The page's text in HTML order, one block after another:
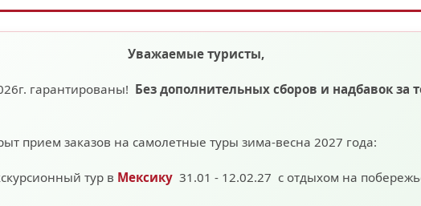
Уважаемые туристы,
гарантированы! Без дополнительных сборов и надбавок за
прием заказов на самолетные туры зима-весна 2027 года:
тур в Мексику 31.01 - 12.02.27 с отдыхом на